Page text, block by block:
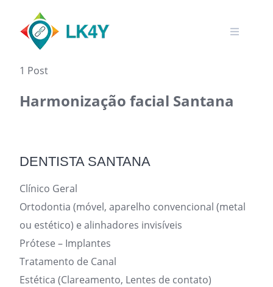
content
1 Post
Harmonização facial Santana
DENTISTA SANTANA
Clínico Geral
Ortodontia (móvel, aparelho convencional (metal
ou estético) e alinhadores invisíveis
Prótese – Implantes
Tratamento de Canal
Estética (Clareamento, Lentes de contato)